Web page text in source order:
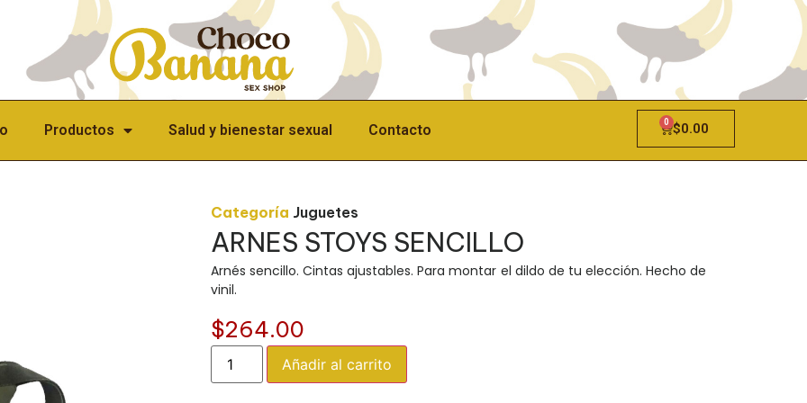
Productos Salud y bienestar sexual Contacto $0.00
0
Categoría Juguetes
ARNES STOYS SENCILLO
Arnés sencillo. Cintas ajustables. Para montar el dildo de tu elección. Hecho de
vinil.
$264.00
Añadir al carrito